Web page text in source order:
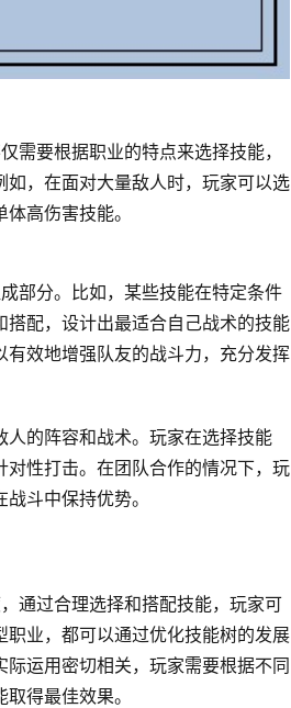
需要根据职业的特点来选择技能，
，在面对大量敌人时，玩家可以选
高伤害技能。
部分。比如，某些技能在特定条件
配，设计出最适合自己战术的技能
效地增强队友的战斗力，充分发挥
的阵容和战术。玩家在选择技能
性打击。在团队合作的情况下，玩
斗中保持优势。
通过合理选择和搭配技能，玩家可
业，都可以通过优化技能树的发展
运用密切相关，玩家需要根据不同
得最佳效果。